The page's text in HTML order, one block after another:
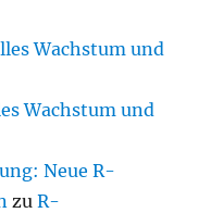
Wachstum und
Wachstum und
Neue R-
zuR-